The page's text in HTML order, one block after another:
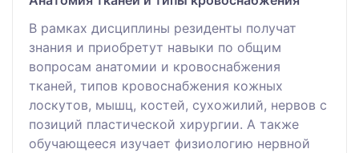
В рамках дисциплины резиденты получат
знания и приобретут навыки по общим
вопросам анатомии и кровоснабжения
тканей, типов кровоснабжения кожных
лоскутов, мышц, костей, сухожилий, нервов с
позиций пластической хирургии. А также
обучающееся изучает физиологию нервной